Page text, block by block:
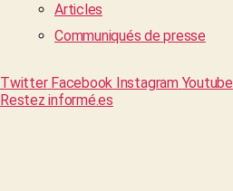
Articles
Communiqués de presse
Twitter Facebook Instagram Youtube
Restez informé.es